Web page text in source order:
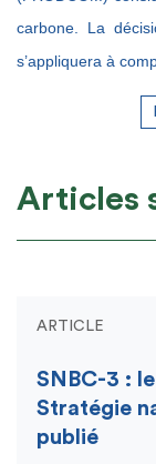
carbone. La
s’appliquera à
Articles
ARTICLE
SNBC-3 :
Stratégie
publié